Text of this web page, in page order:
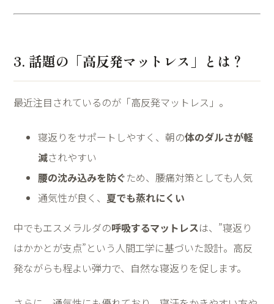
3. 話題の「高反発マットレス」とは？
最近注目されているのが「高反発マットレス」。
寝返りをサポートしやすく、朝の体のダルさが軽
減されやすい
腰の沈み込みを防ぐため、腰痛対策としても人気
通気性が良く、 夏でも蒸れにくい
中でもエスメラルダの呼吸するマットレスは、”寝返り
はかかとが支点”という人間工学に基づいた設計。高反
発ながらも程よい弾力で、自然な寝返りを促します。